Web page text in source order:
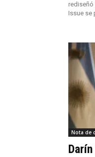
Issue se
Nota de